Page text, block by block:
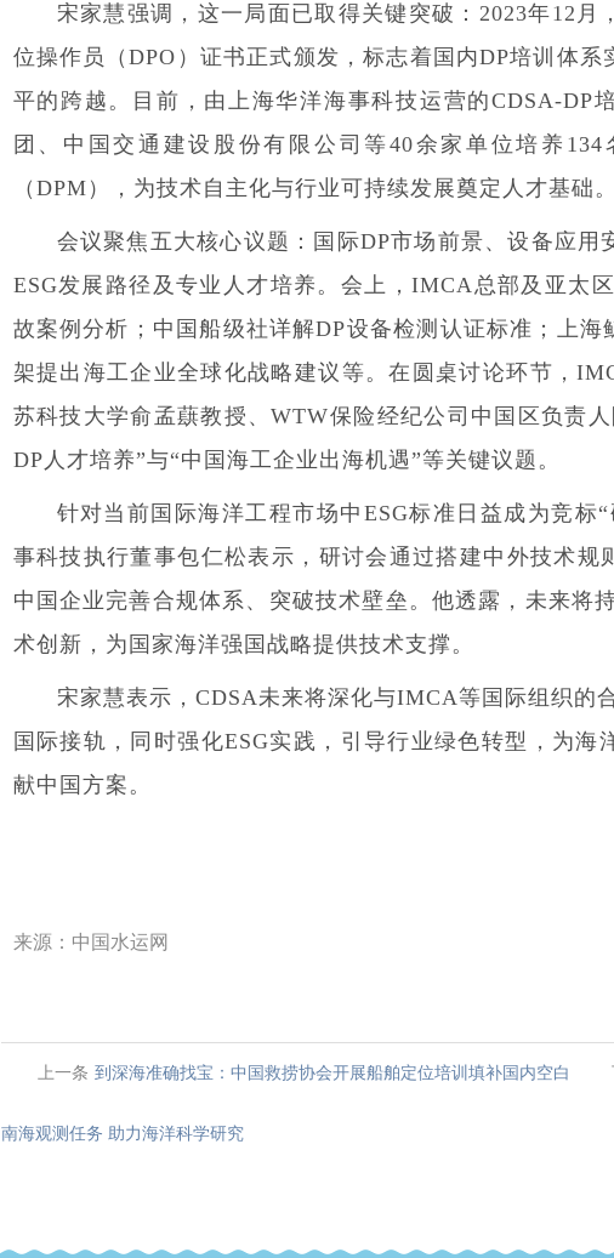
宋家慧强调，这一局面已取得关键突破：2023年12月
位操作员（DPO）证书正式颁发，标志着国内DP培训体系
平的跨越。目前，由上海华洋海事科技运营的CDSA-DP
团、中国交通建设股份有限公司等40余家单位培养134
（DPM），为技术自主化与行业可持续发展奠定人才基础
会议聚焦五大核心议题：国际DP市场前景、设备应用
ESG发展路径及专业人才培养。会上，IMCA总部及亚太
故案例分析；中国船级社详解DP设备检测认证标准；上海
架提出海工企业全球化战略建议等。在圆桌讨论环节，
苏科技大学俞孟蕻教授、WTW保险经纪公司中国区负责
DP人才培养”与“中国海工企业出海机遇”等关键议题。
针对当前国际海洋工程市场中ESG标准日益成为竞标
事科技执行董事包仁松表示，研讨会通过搭建中外技术规
中国企业完善合规体系、突破技术壁垒。他透露，未来将
术创新，为国家海洋强国战略提供技术支撑。
宋家慧表示，CDSA未来将深化与IMCA等国际组织的
国际接轨，同时强化ESG实践，引导行业绿色转型，为海
献中国方案。
来源：中国水运网
上一条 到深海准确找宝：中国救捞协会开展船舶定位培训填补国内空白
南海观测任务 助力海洋科学研究